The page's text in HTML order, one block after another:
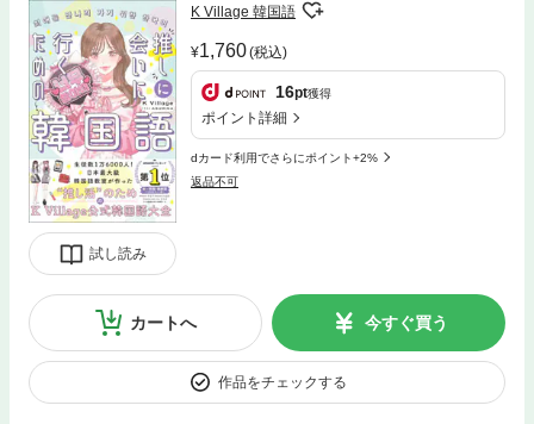
試し読み
K Village 韓国語
1,760(税込)
16pt獲得
ポイント詳細
dカード利用でさらにポイント+2%
返品不可
カートへ 今すぐ買う
作品をチェックする